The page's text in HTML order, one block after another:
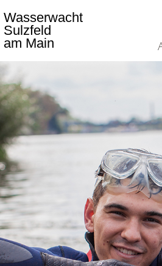
Wasserwacht
Sulzfeld
am Main